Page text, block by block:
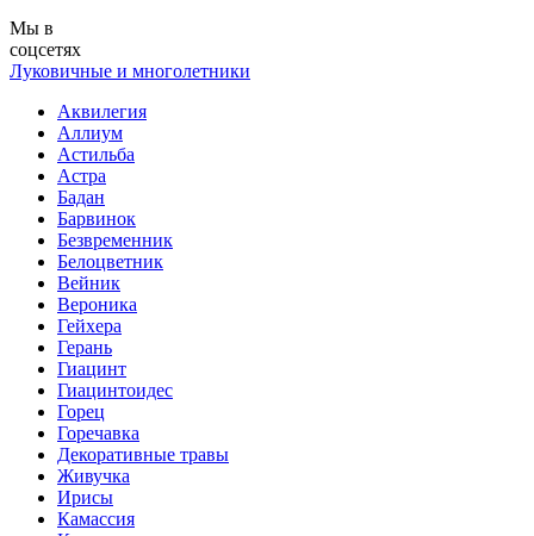
Мы в
соцсетях
Луковичные и многолетники
Аквилегия
Аллиум
Астильба
Астра
Бадан
Барвинок
Безвременник
Белоцветник
Вейник
Вероника
Гейхера
Герань
Гиацинт
Гиацинтоидес
Горец
Горечавка
Декоративные травы
Живучка
Ирисы
Камассия